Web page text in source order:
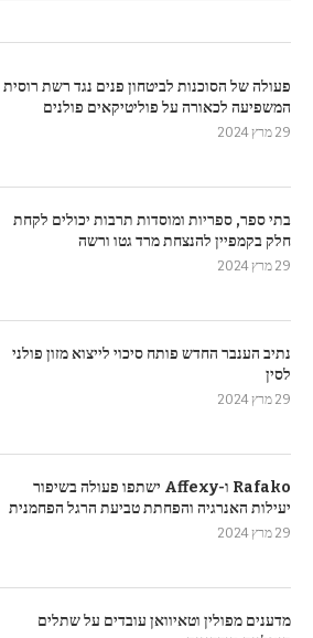
פעולה של הסוכנות לביטחון פנים נגד רשת רוסית
המשפיעה לכאורה על פוליטיקאים פולנים
29 מרץ 2024
בתי ספר, ספריות ומוסדות תרבות יכולים לקחת
חלק בקמפיין להנצחת מרד גטו ורשה
29 מרץ 2024
נתיב הענבר החדש פותח סיכוי לייצוא מזון פולני
לסין
29 מרץ 2024
Rafako ו-Affexy ישתפו פעולה בשיפור
יעילות האנרגיה והפחתת טביעת הרגל הפחמנית
29 מרץ 2024
מדענים מפולין וטאיוואן עובדים על שתלים